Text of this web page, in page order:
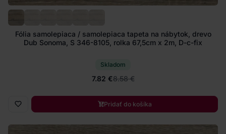
Fólia samolepiaca / samolepiaca tapeta na nábytok, drevo
Dub Sonoma, S 346-8105, rolka 67,5cm x 2m, D-c-fix
Skladom
7.82 €8.58 €
Pridať do košíka